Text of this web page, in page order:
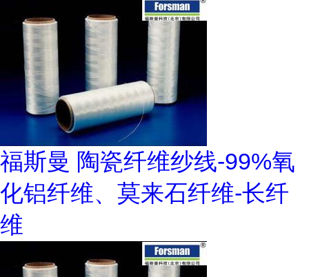
福斯曼 陶瓷纤维纱线-99%氧
化铝纤维、莫来石纤维-长纤
维